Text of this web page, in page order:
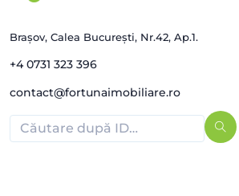
Brașov, Calea București, Nr.42, Ap.1.
+4 0731 323 396
contact@fortunaimobiliare.ro